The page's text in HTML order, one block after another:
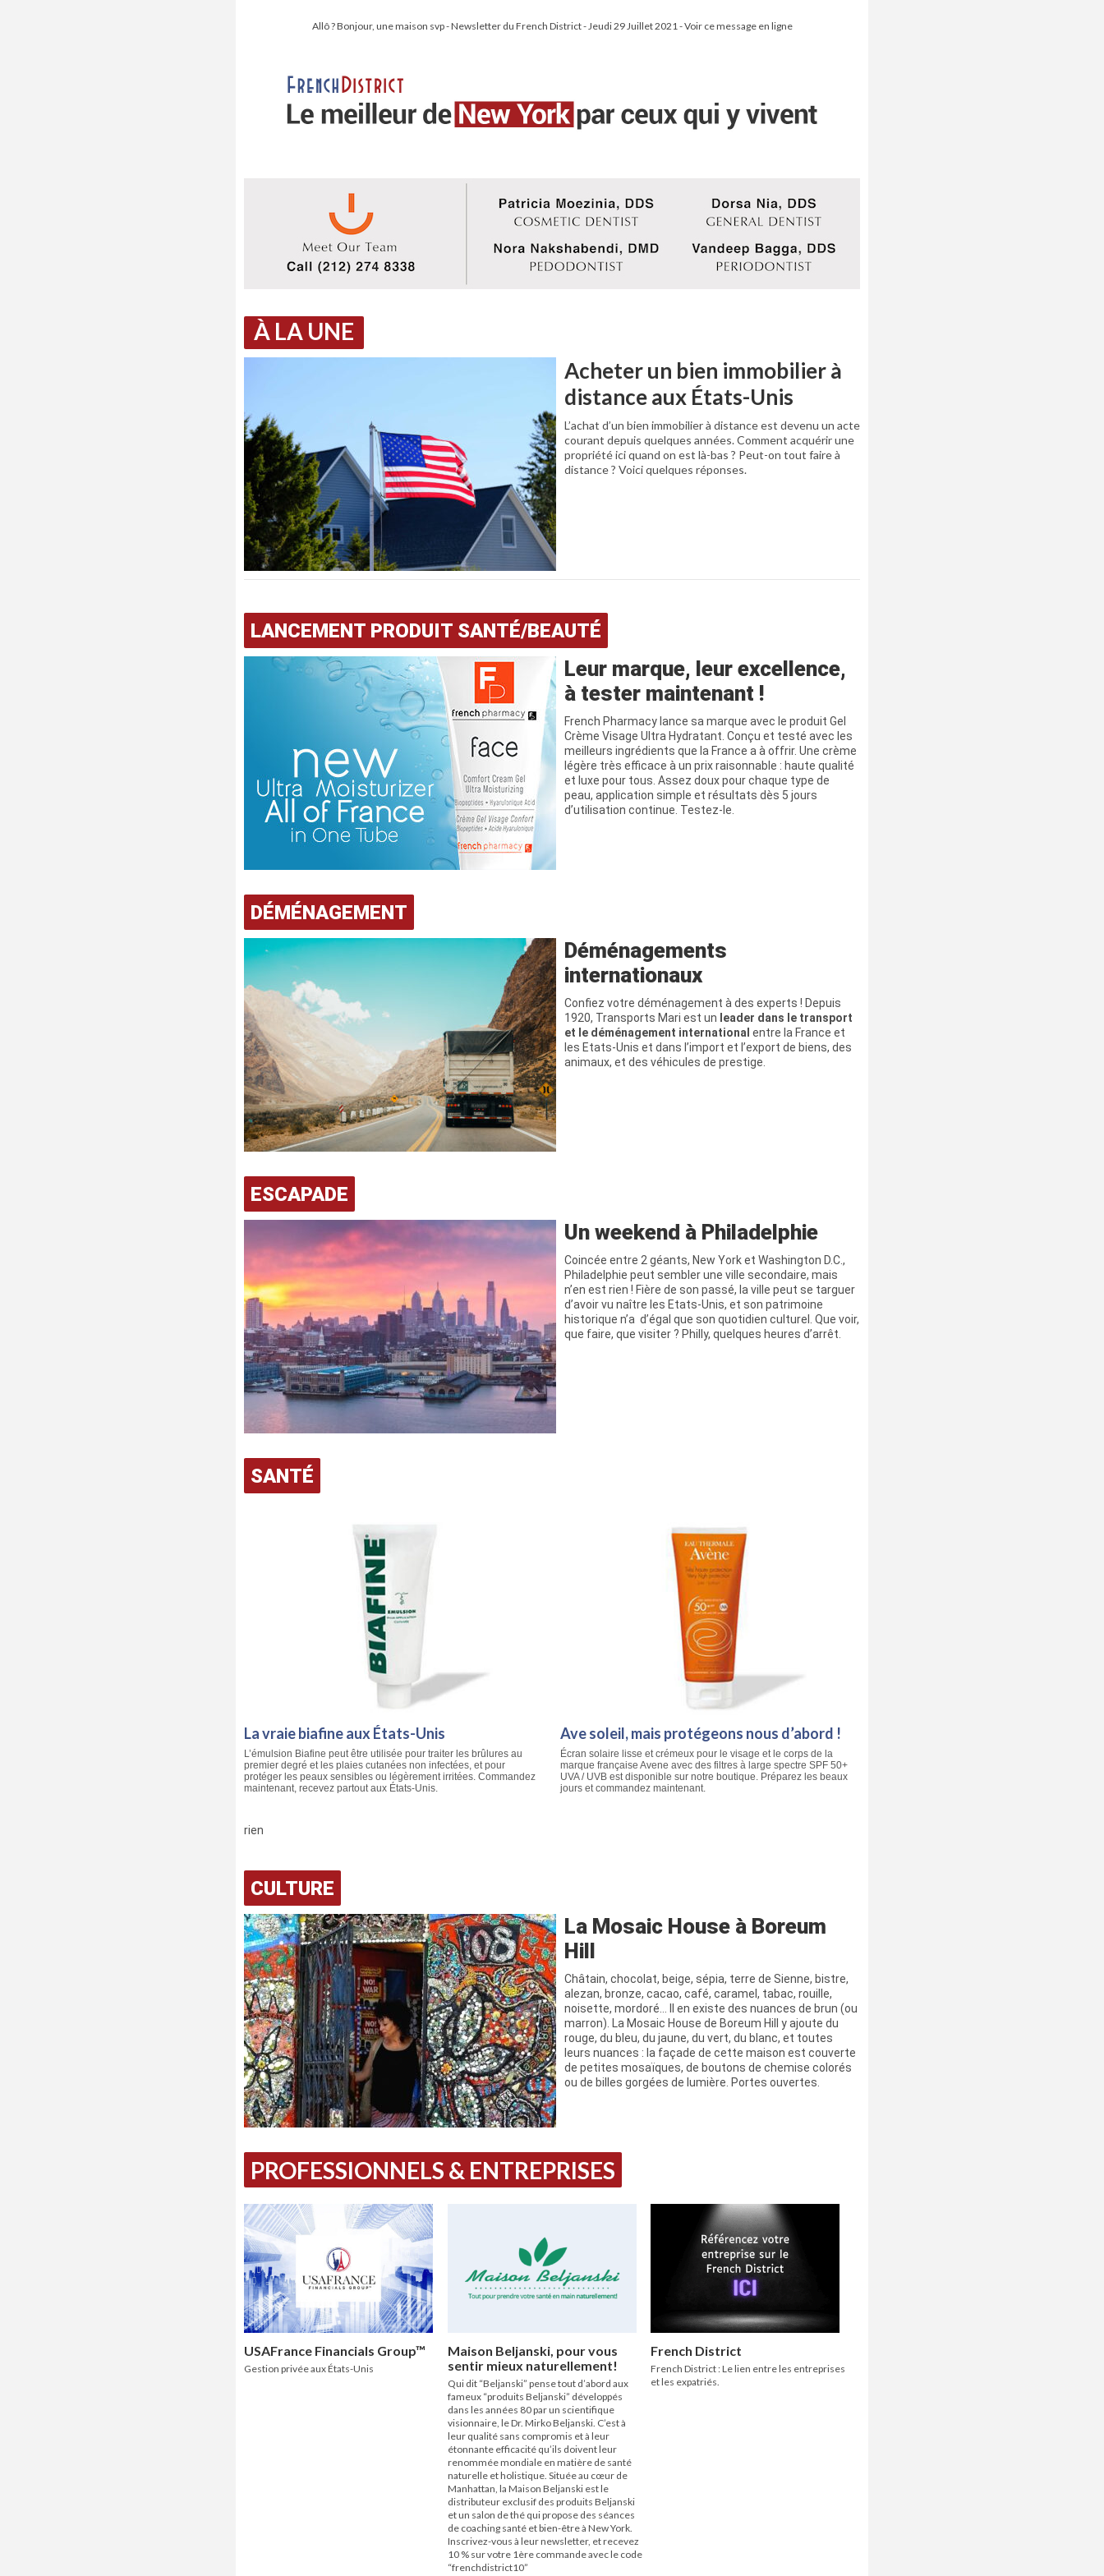
Allô ? Bonjour, une maison svp - Newsletter du French District - Jeudi 29 Juillet 2021 - Voir ce message en ligne
À LA UNE
Acheter un bien immobilier à
distance aux États-Unis
L’achat d’un bien immobilier à distance est devenu un acte
courant depuis quelques années. Comment acquérir une
propriété ici quand on est là-bas ? Peut-on tout faire à
distance ? Voici quelques réponses.
LANCEMENT PRODUIT SANTÉ/BEAUTÉ
Leur marque, leur excellence,
à tester maintenant !
French Pharmacy lance sa marque avec le produit Gel
Crème Visage Ultra Hydratant. Conçu et testé avec les
meilleurs ingrédients que la France a à offrir. Une crème
légère très efficace à un prix raisonnable : haute qualité
et luxe pour tous. Assez doux pour chaque type de
peau, application simple et résultats dès 5 jours
d’utilisation continue. Testez-le.
DÉMÉNAGEMENT
Déménagements
internationaux
Confiez votre déménagement à des experts ! Depuis
1920, Transports Mari est un leader dans le transport
et le déménagement international entre la France et
les Etats-Unis et dans l’import et l’export de biens, des
animaux, et des véhicules de prestige.
ESCAPADE
Un weekend à Philadelphie
Coincée entre 2 géants, New York et Washington D.C.,
Philadelphie peut sembler une ville secondaire, mais
n’en est rien ! Fière de son passé, la ville peut se targuer
d’avoir vu naître les Etats-Unis, et son patrimoine
historique n’a d’égal que son quotidien culturel. Que voir,
que faire, que visiter ? Philly, quelques heures d’arrêt.
SANTÉ
La vraie biafine aux États-Unis
L’émulsion Biafine peut être utilisée pour traiter les brûlures au
premier degré et les plaies cutanées non infectées, et pour
protéger les peaux sensibles ou légèrement irritées. Commandez
maintenant, recevez partout aux États-Unis.
Ave soleil, mais protégeons nous d’abord !
Écran solaire lisse et crémeux pour le visage et le corps de la
marque française Avene avec des filtres à large spectre SPF 50+
UVA / UVB est disponible sur notre boutique. Préparez les beaux
jours et commandez maintenant.
rien
CULTURE
La Mosaic House à Boreum
Hill
Châtain, chocolat, beige, sépia, terre de Sienne, bistre,
alezan, bronze, cacao, café, caramel, tabac, rouille,
noisette, mordoré… Il en existe des nuances de brun (ou
marron). La Mosaic House de Boreum Hill y ajoute du
rouge, du bleu, du jaune, du vert, du blanc, et toutes
leurs nuances : la façade de cette maison est couverte
de petites mosaïques, de boutons de chemise colorés
ou de billes gorgées de lumière. Portes ouvertes.
PROFESSIONNELS & ENTREPRISES
USAFrance Financials Group™
Gestion privée aux États-Unis
Maison Beljanski, pour vous
sentir mieux naturellement!
Qui dit “Beljanski” pense tout d’abord aux
fameux “produits Beljanski” développés
dans les années 80 par un scientifique
visionnaire, le Dr. Mirko Beljanski. C’est à
leur qualité sans compromis et à leur
étonnante efficacité qu’ils doivent leur
renommée mondiale en matière de santé
naturelle et holistique. Située au cœur de
Manhattan, la Maison Beljanski est le
distributeur exclusif des produits Beljanski
et un salon de thé qui propose des séances
de coaching santé et bien-être à New York.
Inscrivez-vous à leur newsletter, et recevez
10 % sur votre 1ère commande avec le code
“frenchdistrict10”
French District
French District : Le lien entre les entreprises
et les expatriés.